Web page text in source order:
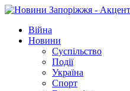
Війна
Новини
Суспільство
Події
Україна
Спорт